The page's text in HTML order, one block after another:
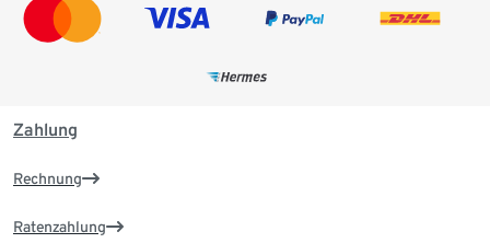
Zahlung
Rechnung
Ratenzahlung